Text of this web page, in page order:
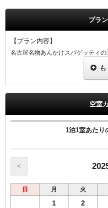
プラ
【プラン内容】
名古屋名物あんかけスパゲッティ
に、お土産（４人前）ももらえるお
♪ヨコイのあんかけスパゲッティ♪
仕込みからお客様の口に入るまで
ナルソースで名古屋の味を満喫くだ
ミラカン（赤ウィンナー、ハム、
ミートボール、ベーコンエッグなど
※店内あんかけスパゲッティ単品
空室
1泊1室あたり
<
日 月 火
1 2